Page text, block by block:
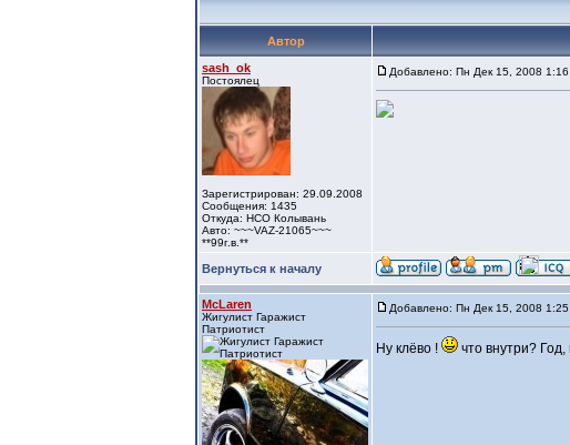
Автор
sash_ok
Постоялец
Зарегистрирован: 29.09.2008
Сообщения: 1435
Откуда: НСО Колывань
Авто: ~~~VAZ-21065~~~
**99г.в.**
Добавлено: Пн Дек 15, 2008 1:16
Вернуться к началу
McLaren
Жигулист Гаражист
Патриотист
Добавлено: Пн Дек 15, 2008 1:25
Ну клёво ! что внутри? Год,